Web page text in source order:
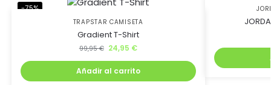
-75%
TRAPSTAR CAMISETA
Gradient T-Shirt
99,95€ 24,95 €
Añadir al carrito
Quiero mi descuento